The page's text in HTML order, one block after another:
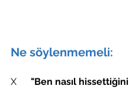
Ne söylenmemeli:
X "Ben nasıl hissettiğini